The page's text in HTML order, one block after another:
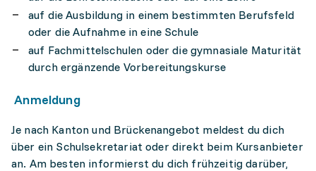
auf die Ausbildung in einem bestimmten Berufsfeld
oder die Aufnahme in eine Schule
auf Fachmittelschulen oder die gymnasiale Maturität
durch ergänzende Vorbereitungskurse
Anmeldung
Je nach Kanton und Brückenangebot meldest du dich
über ein Schulsekretariat oder direkt beim Kursanbieter
an. Am besten informierst du dich frühzeitig darüber,